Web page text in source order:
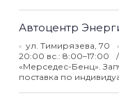
Автоцентр
ул. Тимирязева, 70
20:00 вс.: 8:00–17:00
«Мерседес-Бенц».
поставка по